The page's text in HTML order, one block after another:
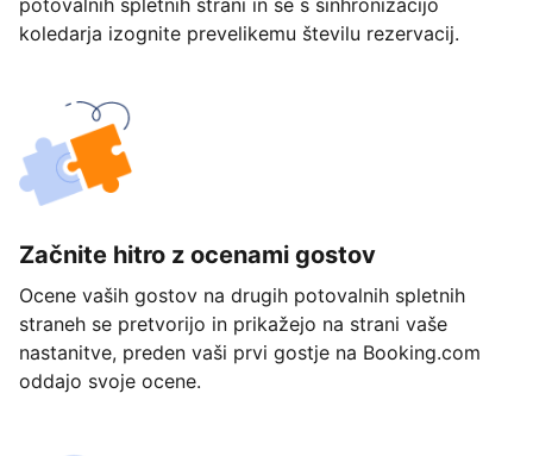
potovalnih spletnih strani in se s sinhronizacijo
koledarja izognite prevelikemu številu rezervacij.
Začnite hitro z ocenami gostov
Ocene vaših gostov na drugih potovalnih spletnih
straneh se pretvorijo in prikažejo na strani vaše
nastanitve, preden vaši prvi gostje na Booking.com
oddajo svoje ocene.